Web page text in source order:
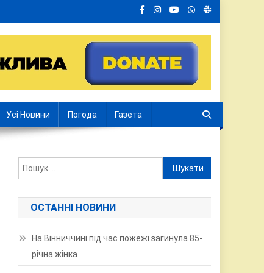
Усі Новини Погода Газета
Пошук:
ОСТАННІ НОВИНИ
На Вінниччині під час пожежі загинула 85-
річна жінка